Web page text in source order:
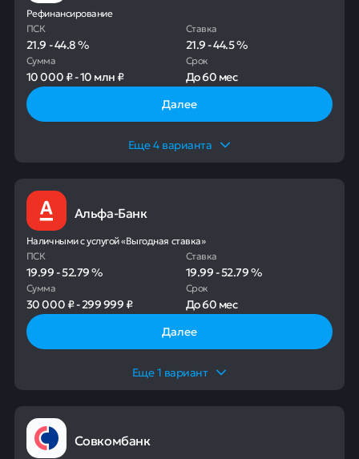
Рефинансирование
ПСК
21.9-44.8%
Ставка
21.9-44.5%
Сумма
10 000 ₽-10 млн ₽
Срок
До60 мес
Далее
Еще4 варианта
Альфа-Банк
Наличными с услугой «Выгодная ставка»
ПСК
19.99-52.79%
Ставка
19.99-52.79%
Сумма
30 000 ₽-299 999 ₽
Срок
До60 мес
Далее
Еще1 вариант
Совкомбанк